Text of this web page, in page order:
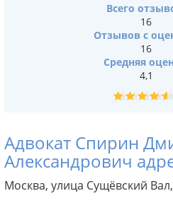
Адвокат Спирин
Александрович
Москва, улица Сущёвский
Всего
16
Отзывов с
16
Средняя
4,1